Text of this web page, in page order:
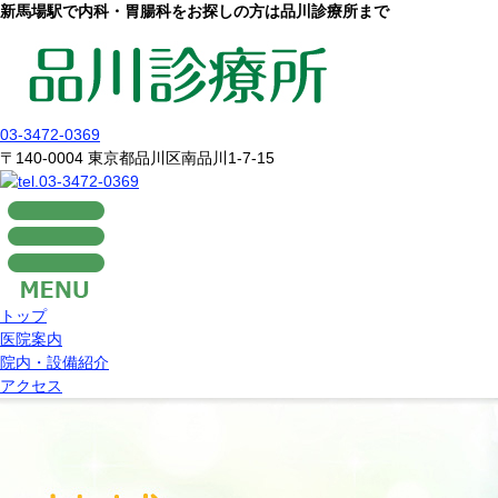
新馬場駅で内科・胃腸科をお探しの方は品川診療所まで
03-3472-0369
〒140-0004 東京都品川区南品川1-7-15
トップ
医院案内
院内・設備紹介
アクセス